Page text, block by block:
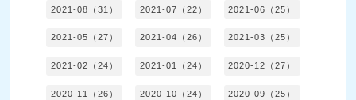
2021-08（31） 2021-07（22） 2021-06（25）
2021-05（27） 2021-04（26） 2021-03（25）
2021-02（24） 2021-01（24） 2020-12（27）
2020-11（26） 2020-10（24） 2020-09（25）